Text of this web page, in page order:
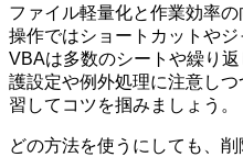
ファイル軽量化と作業効率
操作ではショートカットやジ
VBAは多数のシートや繰り
護設定や例外処理に注意し
習してコツを掴みましょう。
どの方法を使うにしても、